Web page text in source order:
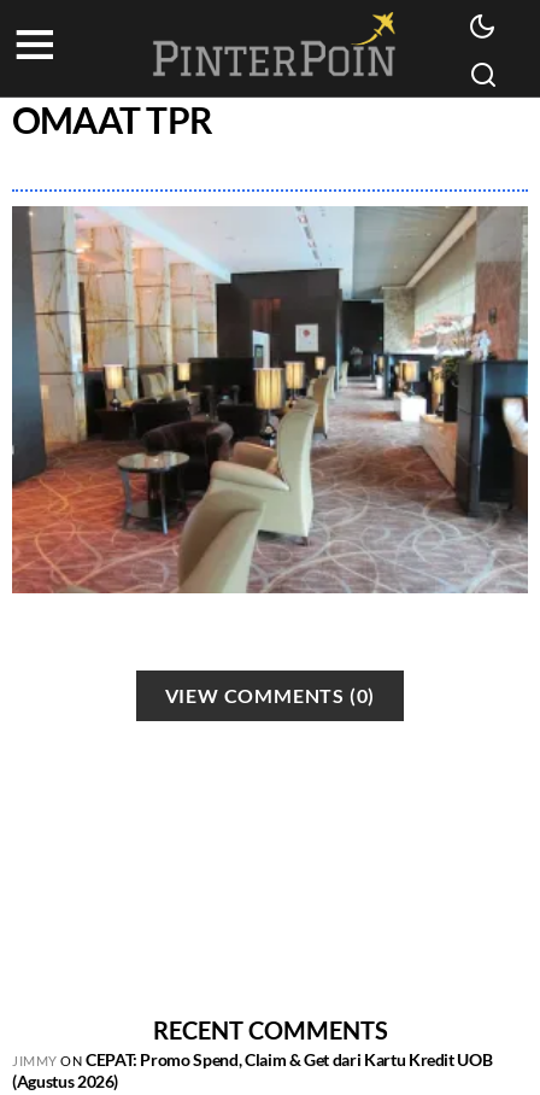
OMAAT TPR
VIEW COMMENTS (0)
RECENT COMMENTS
JIMMY ON CEPAT: Promo Spend, Claim & Get dari Kartu Kredit UOB
(Agustus 2026)